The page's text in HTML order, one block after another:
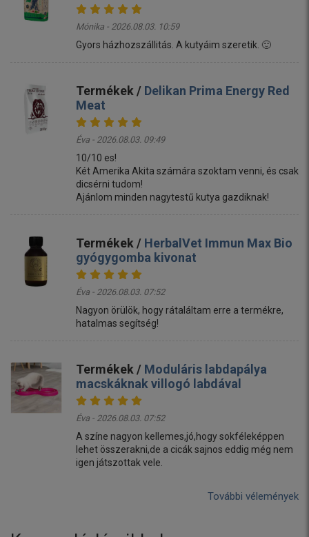
Mónika - 2026.08.03. 10:59
Gyors házhozszállitás. A kutyáim szeretik. 🙂
Termékek / Delikan Prima Energy Red
Meat
Éva - 2026.08.03. 09:49
10/10 es!
Két Amerika Akita számára szoktam venni, és csak
dicsérni tudom!
Ajánlom minden nagytestű kutya gazdiknak!
Termékek / HerbalVet Immun Max Bio
gyógygomba kivonat
Éva - 2026.08.03. 07:52
Nagyon örülök, hogy rátaláltam erre a termékre,
hatalmas segítség!
Termékek / Moduláris labdapálya
macskáknak villogó labdával
Éva - 2026.08.03. 07:52
A színe nagyon kellemes,jó,hogy sokféleképpen
lehet összerakni,de a cicák sajnos eddig még nem
igen játszottak vele.
További vélemények